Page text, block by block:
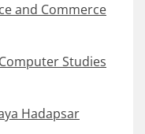
and Commerce
Studies
Hadapsar